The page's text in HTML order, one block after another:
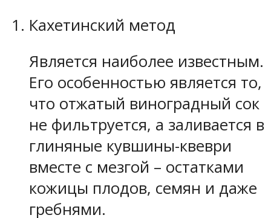
Кахетинский метод
Является наиболее известным.
Его особенностью является то,
что отжатый виноградный сок
не фильтруется, а заливается в
глиняные кувшины-квеври
вместе с мезгой – остатками
кожицы плодов, семян и даже
гребнями.